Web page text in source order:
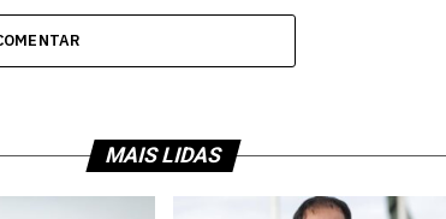
MAIS LIDAS